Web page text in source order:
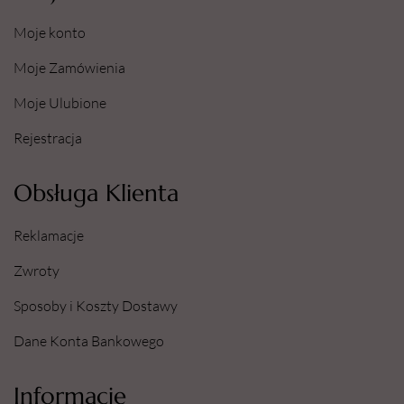
Moje konto
Moje Zamówienia
Moje Ulubione
Rejestracja
Obsługa Klienta
Reklamacje
Zwroty
Sposoby i Koszty Dostawy
Dane Konta Bankowego
Informacje